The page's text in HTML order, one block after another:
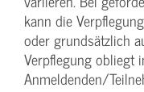
kann die
oder grundsätzlich
Verpflegung obliegt
Anmeldenden/­